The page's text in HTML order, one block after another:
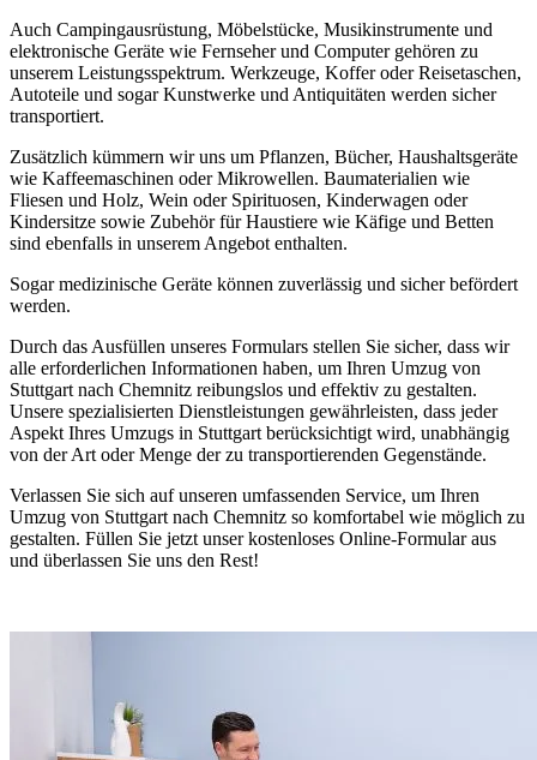
Auch Campingausrüstung, Möbelstücke, Musikinstrumente und
elektronische Geräte wie Fernseher und Computer gehören zu
unserem Leistungsspektrum. Werkzeuge, Koffer oder Reisetaschen,
Autoteile und sogar Kunstwerke und Antiquitäten werden sicher
transportiert.
Zusätzlich kümmern wir uns um Pflanzen, Bücher, Haushaltsgeräte
wie Kaffeemaschinen oder Mikrowellen. Baumaterialien wie
Fliesen und Holz, Wein oder Spirituosen, Kinderwagen oder
Kindersitze sowie Zubehör für Haustiere wie Käfige und Betten
sind ebenfalls in unserem Angebot enthalten.
Sogar medizinische Geräte können zuverlässig und sicher befördert
werden.
Durch das Ausfüllen unseres Formulars stellen Sie sicher, dass wir
alle erforderlichen Informationen haben, um Ihren Umzug von
Stuttgart nach Chemnitz⁠ reibungslos und effektiv zu gestalten.
Unsere spezialisierten Dienstleistungen gewährleisten, dass jeder
Aspekt Ihres Umzugs in Stuttgart berücksichtigt wird, unabhängig
von der Art oder Menge der zu transportierenden Gegenstände.
Verlassen Sie sich auf unseren umfassenden Service, um Ihren
Umzug von Stuttgart nach Chemnitz⁠ so komfortabel wie möglich zu
gestalten. Füllen Sie jetzt unser kostenloses Online-Formular aus
und überlassen Sie uns den Rest!